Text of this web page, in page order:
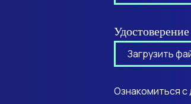
Загрузить
Ознакомиться с